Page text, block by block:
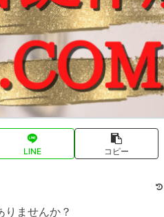
LINE コピー
ませんか？